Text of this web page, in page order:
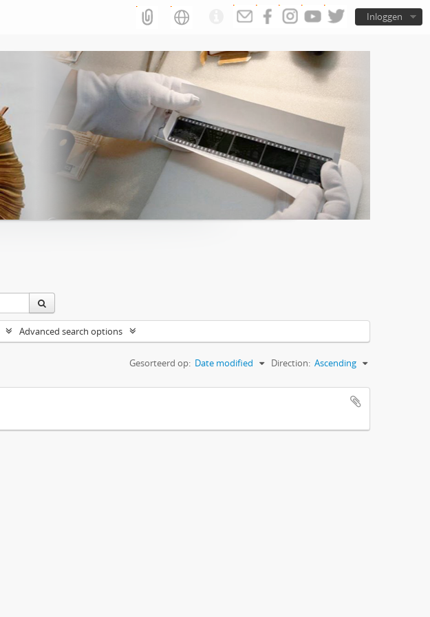
Inloggen
Advanced search options
Gesorteerd op: Date modified Direction: Ascending